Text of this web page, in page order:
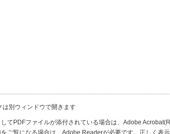
は別ウィンドウで開きます
てPDFファイルが添付されている場合は、Adobe
をご覧になる場合は、Adobe Readerが必要です。正しく表